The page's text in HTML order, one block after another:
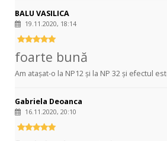
BALU VASILICA
19.11.2020, 18:14
foarte bună
Am atașat-o la NP12 și la NP 32 și efectul
Gabriela Deoanca
16.11.2020, 20:10